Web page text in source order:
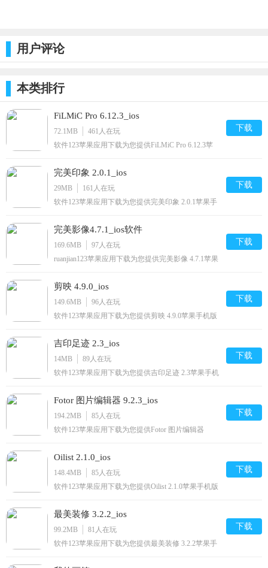
编辑之选应用 - Film Riot
【更新日志】
此更新解决了iPhone 6/6 +错误显示清洁HDMI输出功能的问题。 iPhone 6/6 +不支
持用于运行Clean HDMI Out的Metal功能。
请注意，我们将在未来几天内启动iOS 14的第一个更新。
先前的v6.12标语更新仍然包括：
-FiLMiC Pro现在完全支持DJI OSMO Mobile 3和OSMO4。强烈要求这样做，我们
1/2/3/4）。只需打开“设置”>“硬件”并启用“ DJI OSMO Mobile”，它将自动检测您
-DJI OSMO云台系列增加了其他功能，包括通过按操纵杆的上/下键支持模式2和3
的数字变焦。还增加了新的全帧十字线模式。
在设置的硬件菜单下启用它。使用Blackmagic Design的ATEM Mini将FiLMiC Pro集
成到您的直播工作室中的完美选择，或者使用Elgato Cam Link 4K将您的智能手机
转换为网络摄像头的理想选择。
用户评论
本类排行
FiLMiC Pro 6.12.3_ios
72.1MB 461 人在玩
软件123苹果应用下载为您提供FiLMiC Pro 6.12.3苹
下载
完美印象 2.0.1_ios
29MB 161 人在玩
软件123苹果应用下载为您提供完美印象 2.0.1苹果手
下载
完美影像4.7.1_ios软件
169.6MB 97人在玩
ruanjian123苹果应用下载为您提供完美影像 4.7.1苹果
下载
剪映 4.9.0_ios
149.6MB 96人在玩
软件123苹果应用下载为您提供剪映 4.9.0苹果手机版
下载
吉印足迹 2.3_ios
14MB 89人在玩
软件123苹果应用下载为您提供吉印足迹 2.3苹果手机
下载
Fotor 图片编辑器 9.2.3_ios
194.2MB 85人在玩
软件123苹果应用下载为您提供Fotor 图片编辑器
机软件下载.
下载
Oilist 2.1.0_ios
148.4MB 85人在玩
软件123苹果应用下载为您提供Oilist 2.1.0苹果手机版
下载
最美装修 3.2.2_ios
99.2MB 81 人在玩
软件123苹果应用下载为您提供最美装修 3.2.2苹果手
下载